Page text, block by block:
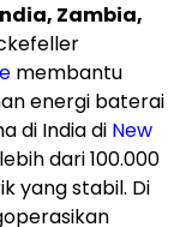
Zambia,
membantu
energi baterai
di India di New
dari 100.000
yang stabil. Di